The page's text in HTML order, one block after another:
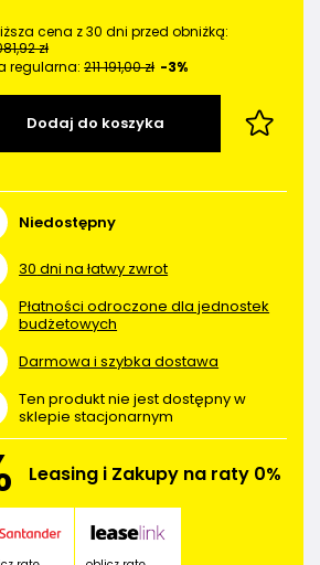
cena z 30 dni przed obniżką:
zł
regularna:211 191,00 zł -3%
Dodaj do koszyka
Niedostępny
30 dni na łatwy zwrot
Płatności odroczone dla jednostek
budżetowych
Darmowa i szybka dostawa
Ten produkt nie jest dostępny w
sklepie stacjonarnym
Leasing i Zakupy na raty 0%